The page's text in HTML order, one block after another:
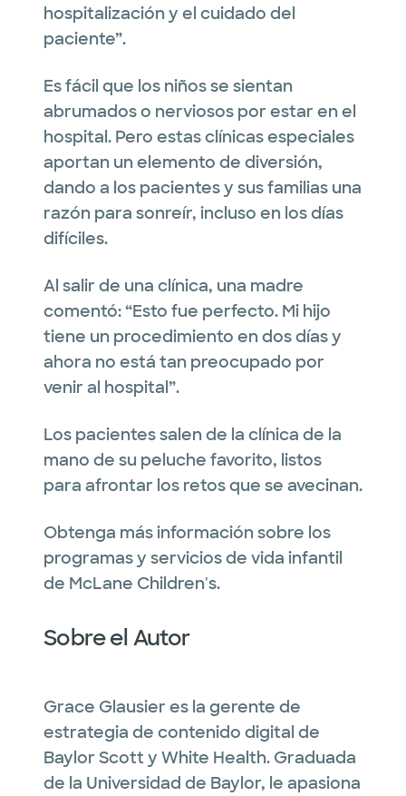
hospitalización y el cuidado del
paciente”.
Es fácil que los niños se sientan
abrumados o nerviosos por estar en el
hospital. Pero estas clínicas especiales
aportan un elemento de diversión,
dando a los pacientes y sus familias una
razón para sonreír, incluso en los días
difíciles.
Al salir de una clínica, una madre
comentó: “Esto fue perfecto. Mi hijo
tiene un procedimiento en dos días y
ahora no está tan preocupado por
venir al hospital”.
Los pacientes salen de la clínica de la
mano de su peluche favorito, listos
para afrontar los retos que se avecinan.
Obtenga más información sobre los
programas y servicios de vida infantil
de McLane Children's.
Sobre el Autor
Grace Glausier es la gerente de
estrategia de contenido digital de
Baylor Scott y White Health. Graduada
de la Universidad de Baylor, le apasiona